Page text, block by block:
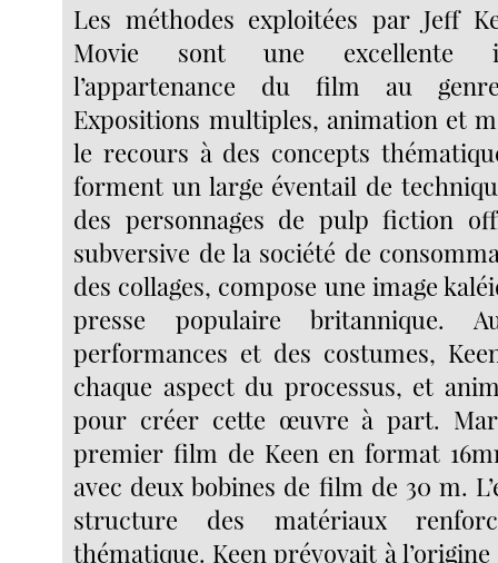
Les méthodes exploitées par Jeff
Movie sont une excellente
l’appartenance du film au
Expositions multiples, animation et
le recours à des concepts
forment un large éventail de
des personnages de pulp fiction
subversive de la société de
des collages, compose une image
presse populaire britannique.
performances et des costumes,
chaque aspect du processus, et
pour créer cette œuvre à part.
premier film de Keen en format
avec deux bobines de film de 30 m.
structure des matériaux
thématique. Keen prévoyait à